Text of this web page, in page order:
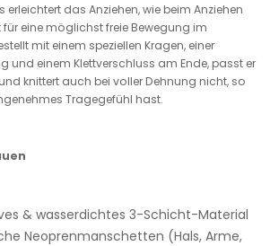
erleichtert das Anziehen, wie beim Anziehen
eine möglichst freie Bewegung im
mit einem speziellen Kragen, einer
und einem Klettverschluss am Ende, passt er
knittert auch bei voller Dehnung nicht, so
Tragegefühl hast.
& wasserdichtes 3-Schicht-Material
Neoprenmanschetten (Hals, Arme,